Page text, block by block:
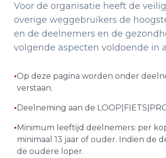
Voor de organisatie heeft de
overige weggebruikers de
en de deelnemers en de
volgende aspecten voldoende in
•Op deze pagina worden onder
verstaan.
•Deelneming aan de
•Minimum leeftijd deelnemers: per
minimaal 13 jaar of ouder. Indien de
de oudere loper.